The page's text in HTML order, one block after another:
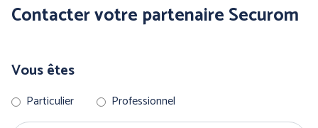
PANTHER (ABOUTBLU)
Contacter votre partenaire Securom
Vous êtes
Particulier Professionnel